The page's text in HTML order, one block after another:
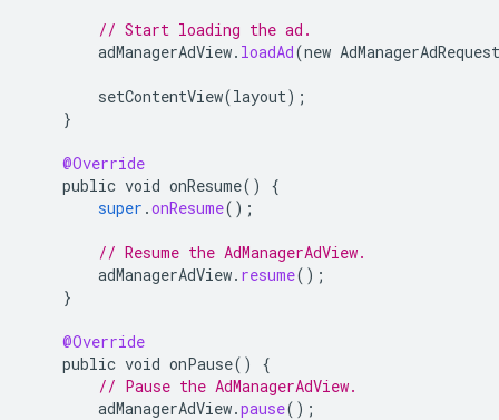
// Start loading the ad.
adManagerAdView. loadAd(new AdManagerAdRequest
setContentView(layout);
}
@Override
public void onResume()
{
super .onResume();
// Resume the AdManagerAdView.
adManagerAdView. resume();
}
@Override
public void onPause()
{
// Pause the AdManagerAdView.
adManagerAdView.pause();